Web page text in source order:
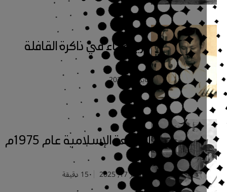
عزيز ضياء في ذاكرة القافلة
يناير 22, 2026
الجامعة الإسلامية عام 1975م
ديسمبر 17, 2025 15 دقيقة